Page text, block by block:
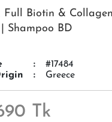
Full Biotin &
Shampoo BD
:
#17484
: Greece
Tk